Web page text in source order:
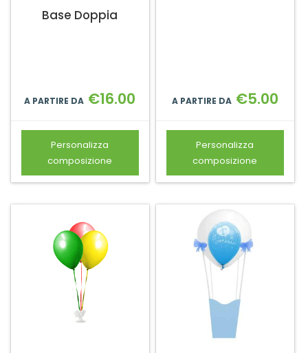
Base Doppia
A PARTIRE DA €16.00
Personalizza
composizione
A PARTIRE DA €5.00
Personalizza
composizione